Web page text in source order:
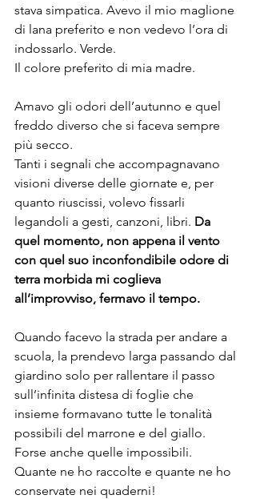
stava simpatica. Avevo il mio maglione
di lana preferito e non vedevo l’ora di
indossarlo. Verde.
Il colore preferito di mia madre.
Amavo gli odori dell’autunno e quel
freddo diverso che si faceva sempre
più secco.
Tanti i segnali che accompagnavano
visioni diverse delle giornate e, per
quanto riuscissi, volevo fissarli
legandoli a gesti, canzoni, libri. Da
quel momento, non appena il vento
con quel suo inconfondibile odore di
terra morbida mi coglieva
all’improvviso, fermavo il tempo.
Quando facevo la strada per andare a
scuola, la prendevo larga passando dal
giardino solo per rallentare il passo
sull’infinita distesa di foglie che
insieme formavano tutte le tonalità
possibili del marrone e del giallo.
Forse anche quelle impossibili.
Quante ne ho raccolte e quante ne ho
conservate nei quaderni!